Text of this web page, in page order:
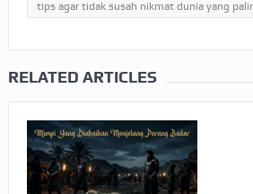
tips agar tidak susah nikmat dunia yang
RELATED ARTICLES